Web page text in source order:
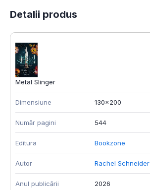
Detalii produs
Metal Slinger
Dimensiune 130x200
Număr pagini 544
Editura Bookzone
Autor Rachel Schneider
Anul publicării 2026